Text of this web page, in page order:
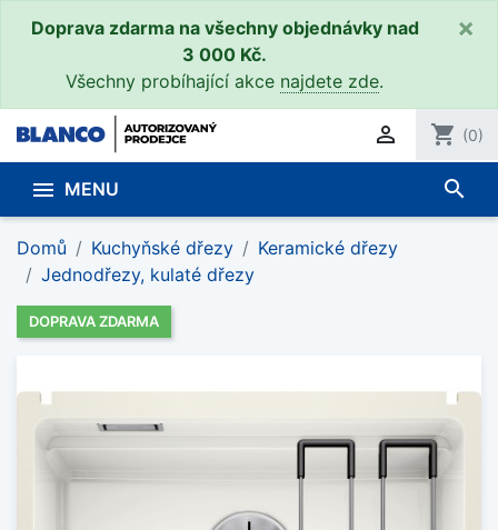
Doprava zdarma na všechny objednávky nad
3 000 Kč.
Všechny probíhající akce najdete zde.
×
 shopping_cart (0)
 MENU search
Domů Kuchyňské dřezy
Keramické dřezy
Jednodřezy, kulaté dřezy
DOPRAVA ZDARMA